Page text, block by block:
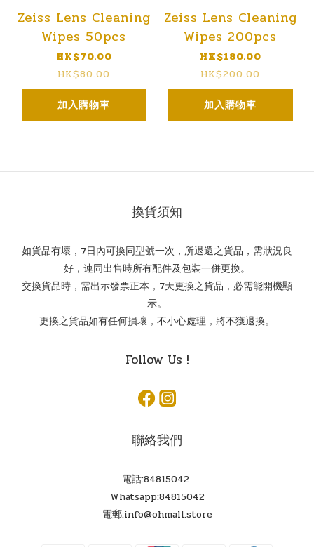
Zeiss Lens Cleaning
Wipes 50pcs
HK$70.00
HK$80.00
加入購物車
Zeiss Lens Cleaning
Wipes 200pcs
HK$180.00
HK$200.00
加入購物車
換貨須知
如貨品有壞，7日內可換同型號一次，所退還之貨品，需狀況良
好，連同出售時所有配件及包裝一併更換。
交換貨品時，需出示發票正本，7天更換之貨品，必需能開機顯
示。
更換之貨品如有任何損壞，不小心處理，將不獲退換。
Follow Us !
聯絡我們
電話:84815042
Whatsapp:84815042
電郵:info@ohmall.store